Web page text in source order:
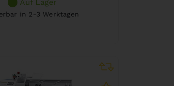
Auf Lager
in 2-3 Werktagen